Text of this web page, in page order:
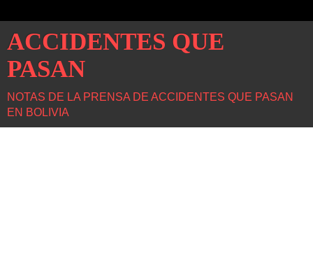
ACCIDENTES QUE
PASAN
NOTAS DE LA PRENSA DE ACCIDENTES QUE PASAN
EN BOLIVIA